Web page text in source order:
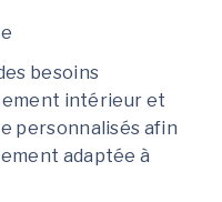
besoins
intérieur et
personnalisés afin
adaptée à